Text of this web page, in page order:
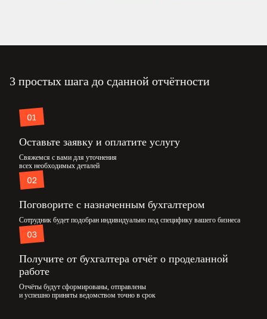
3 простых шага до сданной отчётности
Оставьте заявку и оплатите услугу
Свяжемся с вами для уточнения
всех необходимых деталей
Поговорите с назначенным бухгалтером
Сотрудник будет подобран индивидуально под специфику вашего бизнеса
Получите от бухгалтера отчёт о проделанной
работе
Отчёты будут сформированы, отправлены
и успешно приняты ведомством точно в срок